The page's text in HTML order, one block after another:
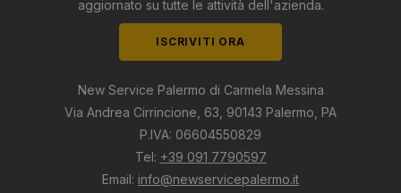
aggiornato su tutte le attività dell'azienda.
ISCRIVITI ORA
New Service Palermo di Carmela Messina
Via Andrea Cirrincione, 63, 90143 Palermo, PA
P.IVA: 06604550829
Tel: +39 091 7790597
Email: info@newservicepalermo.it